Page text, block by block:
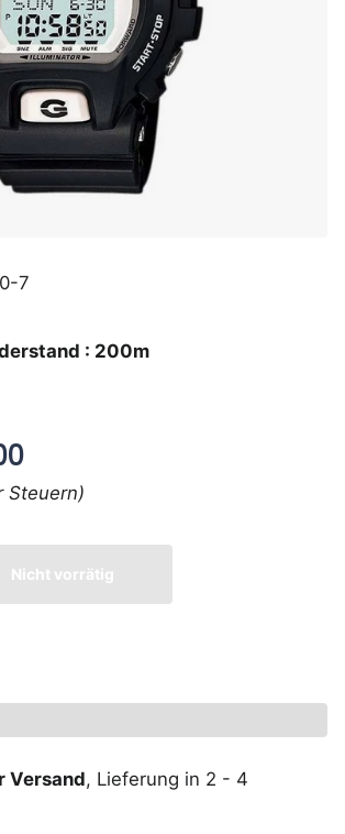
7
: 200m
Steuern)
Nicht vorrätig
Versand, Lieferung in 2 - 4